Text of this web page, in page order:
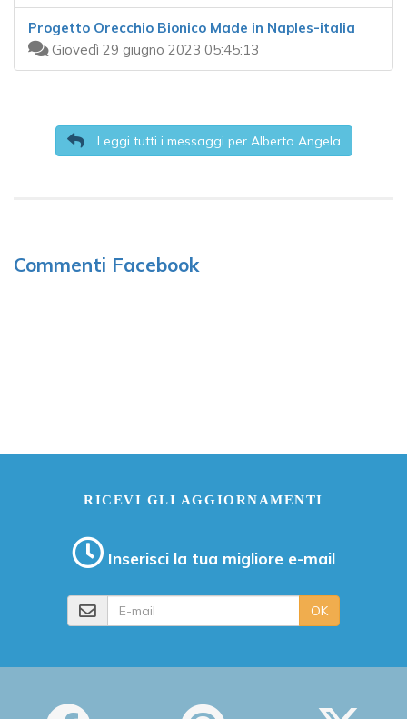
Progetto Orecchio Bionico Made in Naples-italia
Giovedì 29 giugno 2023 05:45:13
Leggi tutti i messaggi per Alberto Angela
Commenti Facebook
RICEVI GLI AGGIORNAMENTI
Inserisci la tua migliore e-mail
OK